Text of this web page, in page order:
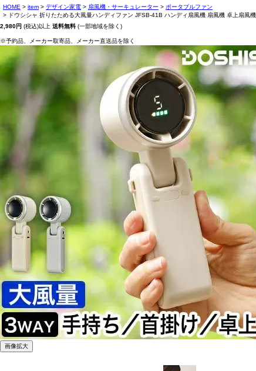
HOME item デザイン家電 扇風機・サーキュレーター
ポータブルファン
ドウシシャ 折りたためる大風量ハンディファン JFSB-41B ハンディ扇風機 扇風機 卓上扇
2,980円 (税込)以上 送料無料 (一部地域を除く)
※予約品、メーカー取寄品、メーカー直送品を除く
画像拡大